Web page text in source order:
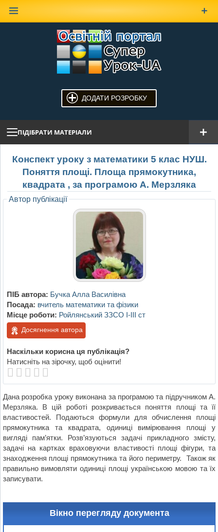
ДОДАТИ РОЗРОБКУ
ПІДІБРАТИ МАТЕРІАЛИ
Конспект уроку з математики 5 клас НУШ.
Поняття площі. Площа прямокутника,
квадрата , за програмою А. Мерзляка
Автор публікації
ПІБ автора: Бучка Алла Василівна
Посада: вчитель математики та фізики
Місце роботи: Ройлянський ЗЗСО І-ІІІ ст
Досягнення автора
Наскільки корисна ця публікація?
Натисніть на зірочку, щоб оцінити!
Дана розробка уроку виконана за програмою та підручником А.
Мерзляка. В цій роботі розкривається поняття площі та її
властивостей. Подаються формули для обчислення площі
прямокутника та квадрата, одиниці вимірювання площі у
вигляді пам’ятки. Розв’язуються задачі прикладного змісту,
задачі на картках враховуючи властивості площі фігури, та
знаходження площі прямокутника та його периметру. Також як
правильно вимовляти одиниці площі українською мовою та їх
записувати.
Вікно перегляду документа